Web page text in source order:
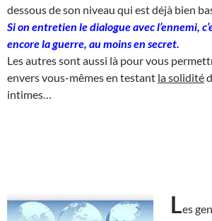
dessous de son niveau qui est déjà bien
Si on entretien le dialogue avec l’ennemi,
encore la guerre, au moins en secret.
Les autres sont aussi là pour vous
envers vous-mêmes en testant la solidité
intimes…
Les